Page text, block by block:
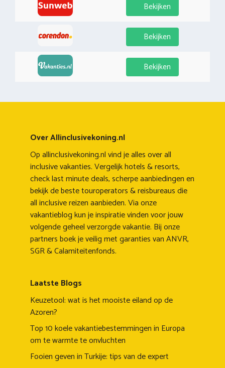
Bekijken
Bekijken
Bekijken
Over Allinclusivekoning.nl
Op allinclusivekoning.nl vind je alles over all
inclusive vakanties. Vergelijk hotels & resorts,
check last minute deals, scherpe aanbiedingen en
bekijk de beste touroperators & reisbureaus die
all inclusive reizen aanbieden. Via onze
vakantieblog kun je inspiratie vinden voor jouw
volgende geheel verzorgde vakantie. Bij onze
partners boek je veilig met garanties van ANVR,
SGR & Calamiteitenfonds.
Laatste Blogs
Keuzetool: wat is het mooiste eiland op de
Azoren?
Top 10 koele vakantiebestemmingen in Europa
om te warmte te onvluchten
Fooien geven in Turkije: tips van de expert